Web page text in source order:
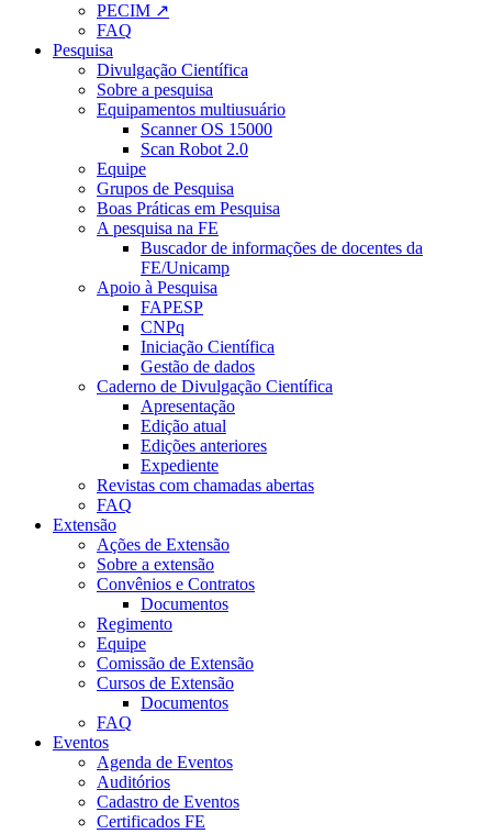
PECIM ↗
FAQ
Pesquisa
Divulgação Científica
Sobre a pesquisa
Equipamentos multiusuário
Scanner OS 15000
Scan Robot 2.0
Equipe
Grupos de Pesquisa
Boas Práticas em Pesquisa
A pesquisa na FE
Buscador de informações de docentes da
FE/Unicamp
Apoio à Pesquisa
FAPESP
CNPq
Iniciação Científica
Gestão de dados
Caderno de Divulgação Científica
Apresentação
Edição atual
Edições anteriores
Expediente
Revistas com chamadas abertas
FAQ
Extensão
Ações de Extensão
Sobre a extensão
Convênios e Contratos
Documentos
Regimento
Equipe
Comissão de Extensão
Cursos de Extensão
Documentos
FAQ
Eventos
Agenda de Eventos
Auditórios
Cadastro de Eventos
Certificados FE